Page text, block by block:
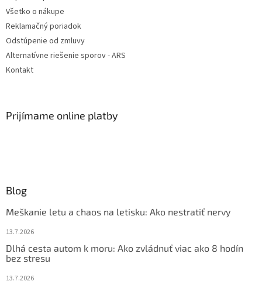
Všetko o nákupe
Reklamačný poriadok
Odstúpenie od zmluvy
Alternatívne riešenie sporov - ARS
Kontakt
Prijímame online platby
Blog
Meškanie letu a chaos na letisku: Ako nestratiť nervy
13.7.2026
Dlhá cesta autom k moru: Ako zvládnuť viac ako 8 hodín
bez stresu
13.7.2026